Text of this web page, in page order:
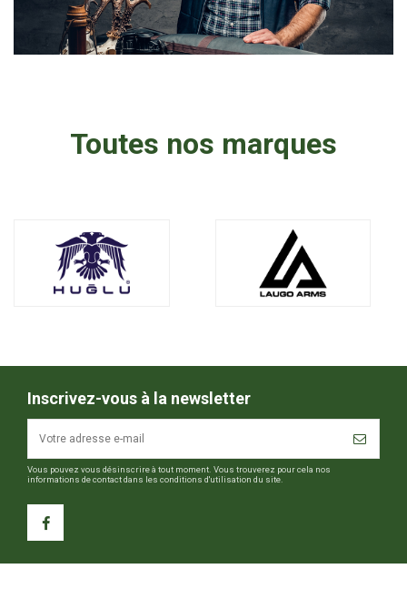
Toutes nos marques
Inscrivez-vous à la newsletter
Vous pouvez vous désinscrire à tout moment. Vous trouverez pour cela nos
informations de contact dans les conditions d'utilisation du site.